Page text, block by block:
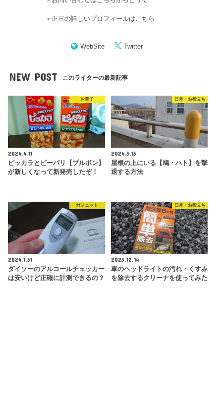
＞正三の詳しいプロフィールはこちら
WebSite Twitter
NEW POST このライターの最新記事
お菓子
2024.4.11
ピッカラとピーパリ【ブルボン】
が新しくなって新発売したぞ！
日常・お役立ち
2024.3.13
屋根の上にいる【鳩・ハト】を撃
退する方法
ガジェット
2024.1.31
ダイソーのアルコールチェッカー
は安いけど正確に計測できるの？
日常・お役立ち
2023.12.14
車のヘッドライトの汚れ・くすみ
を除去するクリーナを使ってみた